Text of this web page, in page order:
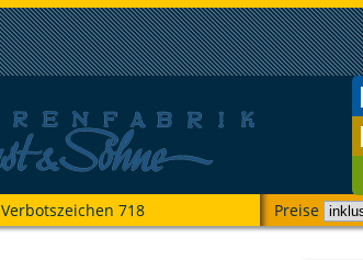
Preise
Verbotszeichen 718